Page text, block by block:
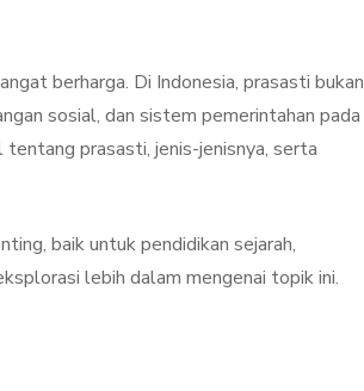
berharga. Di Indonesia, prasasti bukan
sosial, dan sistem pemerintahan pada
prasasti, jenis-jenisnya, serta
baik untuk pendidikan sejarah,
lebih dalam mengenai topik ini.